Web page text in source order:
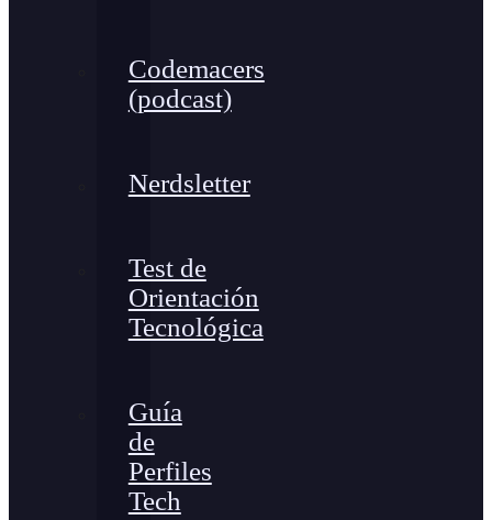
Codemacers
(podcast)
Nerdsletter
Test de
Orientación
Tecnológica
Guía
de
Perfiles
Tech